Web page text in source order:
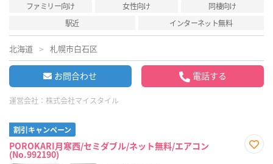
ファミリー向け 女性向け
同棲向け
駅近
インターネット無料
北海道 札幌市白石区
お問合わせ 電話する
運営会社： 株式会社マイスタイル
割引キャンペーン
POROKARI月寒西/セミダブル/ネット無料/エアコン
(No.992190)